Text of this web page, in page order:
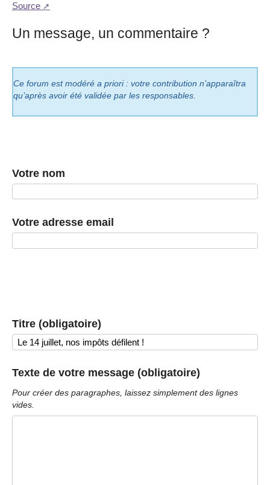
Source
Un message, un commentaire ?
Ce forum est modéré a priori : votre contribution n’apparaîtra
qu’après avoir été validée par les responsables.
Votre nom
Votre adresse email
Titre (obligatoire)
Texte de votre message (obligatoire)
Pour créer des paragraphes, laissez simplement des lignes
vides.